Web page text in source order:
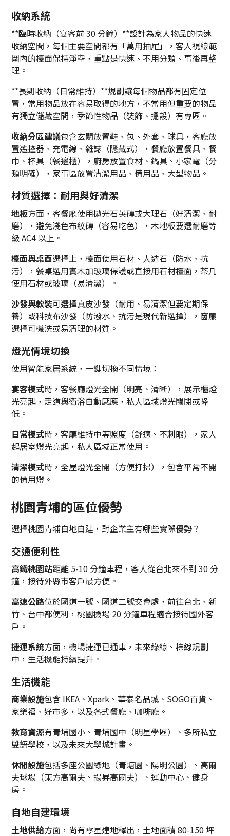
收納系統
**臨時收納（宴客前 30 分鐘）**設計為家人物品的快速
收納空間，每個主要空間都有「萬用抽屜」，客人視線範
圍內的檯面保持淨空，重點是快速、不用分類、事後再整
理。
**長期收納（日常維持）**規劃讓每個物品都有固定位
置，常用物品放在容易取得的地方，不常用但重要的物品
有獨立儲藏空間，季節性物品（裝飾、擺設）有專區。
收納分區建議包含玄關放置鞋、包、外套、球具，客廳放
置遙控器、充電線、雜誌（隱藏式），餐廳放置餐具、餐
巾、杯具（餐邊櫃），廚房放置食材、鍋具、小家電（分
類明確），家事區放置清潔用品、備用品、大型物品。
材質選擇：耐用與好清潔
地板方面，客餐廳使用拋光石英磚或大理石（好清潔、耐
磨），避免淺色布紋磚（容易吃色），木地板要選耐磨等
級 AC4 以上。
檯面與桌面選擇上，檯面使用石材、人造石（防水、抗
污），餐桌選用實木加玻璃保護或直接用石材檯面，茶几
使用石材或玻璃（易清潔）。
沙發與軟裝可選擇真皮沙發（耐用、易清潔但要定期保
養）或科技布沙發（防潑水、抗污是現代新選擇），窗簾
選擇可機洗或易清理的材質。
燈光情境切換
使用智能家居系統，一鍵切換不同情境：
宴客模式時，客餐廳燈光全開（明亮、清晰），展示櫃燈
光亮起，走道與衛浴自動感應，私人區域燈光關閉或降
低。
日常模式時，客廳維持中等照度（舒適、不刺眼），家人
起居室燈光亮起，私人區域正常使用。
清潔模式時，全屋燈光全開（方便打掃），包含平常不開
的備用燈。
桃園青埔的區位優勢
選擇桃園青埔自地自建，對企業主有哪些實際優勢？
交通便利性
高鐵桃園站距離 5-10 分鐘車程，客人從台北來不到 30 分
鐘，接待外縣市客戶最方便。
高速公路位於國道一號、國道二號交會處，前往台北、新
竹、台中都便利，桃園機場 20 分鐘車程適合接待國外客
戶。
捷運系統方面，機場捷運已通車，未來綠線、棕線規劃
中，生活機能持續提升。
生活機能
商業設施包含 IKEA、Xpark、華泰名品城、SOGO百貨、
家樂福、好市多，以及各式餐廳、咖啡廳。
教育資源有青埔國小、青埔國中（明星學區）、多所私立
雙語學校，以及未來大學城計畫。
休閒設施包括多座公園綠地（青塘園、陽明公園）、高爾
夫球場（東方高爾夫、揚昇高爾夫）、運動中心、健身
房。
自地自建環境
土地供給方面，尚有零星建地釋出，土地面積 80-150 坪